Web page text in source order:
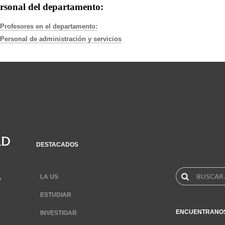
del departamento:
Profesores en el departamento:
Personal de administración y servicios
DESTACADOS
LA US
ESTUDIAR
INVESTIGAR